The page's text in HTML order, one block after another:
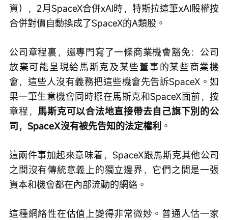
資），2月SpaceX合併xAI時，特斯拉這筆xAI股權按
合併對價自動換成了SpaceX的A類股。
公司章程裏，還專門寫了一條商業機會豁免：公司
放棄可能呈現給馬斯克及某些董事的某些商業機
會，這些人沒有義務把這些機會先告訴SpaceX。如
果一筆生意機會同時擺在馬斯克和SpaceX面前，按
章程， 馬斯克可以合法地直接帶去自己旗下別的公
司，SpaceX沒有被先告知的法定權利 。
這兩件事加起來意味着，SpaceX跟馬斯克其他公司
之間沒有傳統意義上的獨立邊界，它們之間是一張
資本和機會都在內部流動的網絡。
這種網絡性在估值上變得非常微妙。普通人估一家